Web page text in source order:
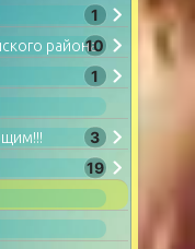
1
района10
1
3
19